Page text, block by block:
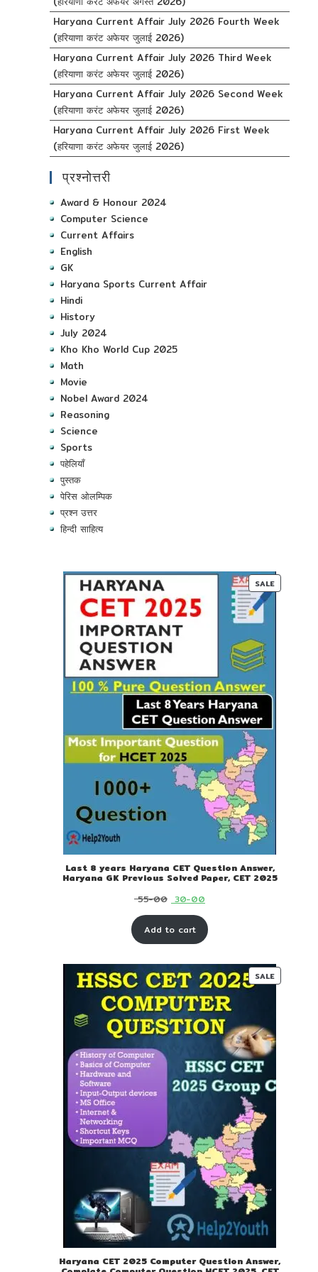
Haryana Current Affair July 2026 Fourth Week
(हरियाणा करंट अफेयर जुलाई 2026)
Haryana Current Affair July 2026 Third Week
(हरियाणा करंट अफेयर जुलाई 2026)
Haryana Current Affair July 2026 Second Week
(हरियाणा करंट अफेयर जुलाई 2026)
Haryana Current Affair July 2026 First Week
(हरियाणा करंट अफेयर जुलाई 2026)
प्रश्नोत्तरी
Award & Honour 2024
Computer Science
Current Affairs
English
GK
Haryana Sports Current Affair
Hindi
History
July 2024
Kho Kho World Cup 2025
Math
Movie
Nobel Award 2024
Reasoning
Science
Sports
पहेलियाँ
पुस्तक
पेरिस ओलम्पिक
प्रश्न उत्तर
हिन्दी साहित्य
SALE
Last 8 years Haryana CET Question Answer,
Haryana GK Previous Solved Paper, CET 2025
55-00 Original
price
was:
00.
30-00Current
price
is:
00.
Add to cart
SALE
Haryana CET 2025 Computer Question Answer,